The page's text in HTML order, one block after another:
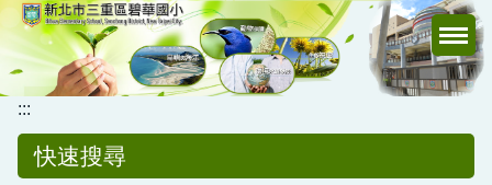
跳
到
主
要
區
:::
快速搜尋